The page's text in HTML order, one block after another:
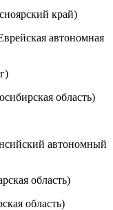
край)
автономная
область)
автономный
область)
область)